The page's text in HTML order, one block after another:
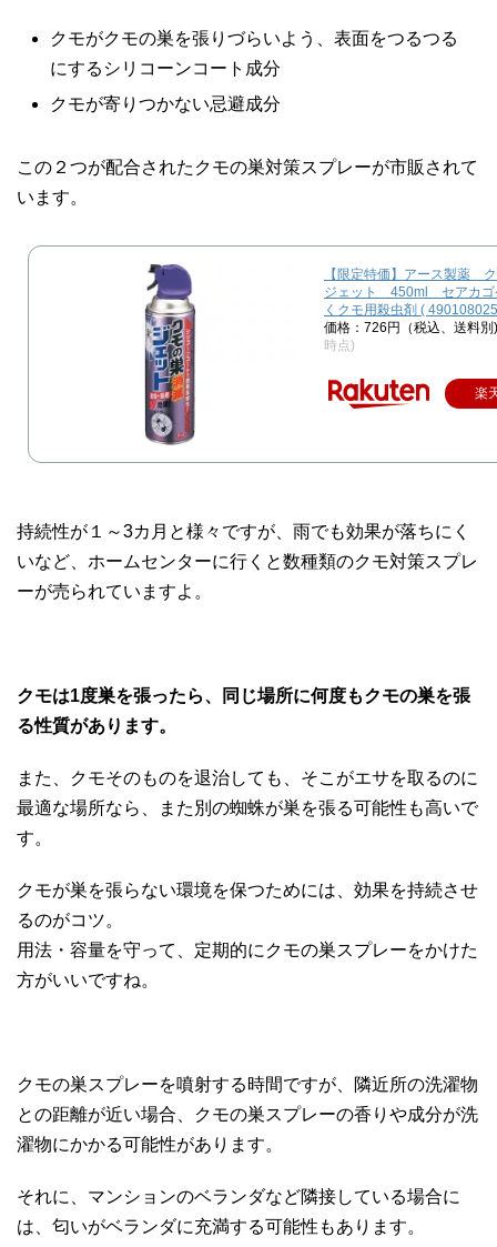
クモがクモの巣を張りづらいよう、表面をつるつる
にするシリコーンコート成分
クモが寄りつかない忌避成分
この２つが配合されたクモの巣対策スプレーが市販されて
います。
【限定特価】アース製薬
ジェット 450ml セアカゴ
くクモ用殺虫剤 (
価格：726円（税込、送料
時点)
楽
持続性が１～3カ月と様々ですが、雨でも効果が落ちにく
いなど、ホームセンターに行くと数種類のクモ対策スプレ
ーが売られていますよ。
クモは1度巣を張ったら、同じ場所に何度もクモの巣を張
る性質があります。
また、クモそのものを退治しても、そこがエサを取るのに
最適な場所なら、また別の蜘蛛が巣を張る可能性も高いで
す。
クモが巣を張らない環境を保つためには、効果を持続させ
るのがコツ。
用法・容量を守って、定期的にクモの巣スプレーをかけた
方がいいですね。
クモの巣スプレーを噴射する時間ですが、隣近所の洗濯物
との距離が近い場合、クモの巣スプレーの香りや成分が洗
濯物にかかる可能性があります。
それに、マンションのベランダなど隣接している場合に
は、匂いがベランダに充満する可能性もあります。